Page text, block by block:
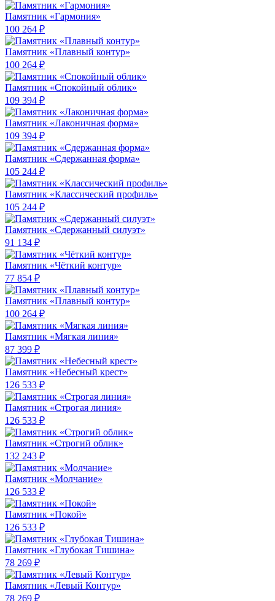
Памятник «Гармония»
100 264 ₽
Памятник «Плавный контур»
100 264 ₽
Памятник «Спокойный облик»
109 394 ₽
Памятник «Лаконичная форма»
109 394 ₽
Памятник «Сдержанная форма»
105 244 ₽
Памятник «Классический профиль»
105 244 ₽
Памятник «Сдержанный силуэт»
91 134 ₽
Памятник «Чёткий контур»
77 854 ₽
Памятник «Плавный контур»
100 264 ₽
Памятник «Мягкая линия»
87 399 ₽
Памятник «Небесный крест»
126 533 ₽
Памятник «Строгая линия»
126 533 ₽
Памятник «Строгий облик»
132 243 ₽
Памятник «Молчание»
126 533 ₽
Памятник «Покой»
126 533 ₽
Памятник «Глубокая Тишина»
78 269 ₽
Памятник «Левый Контур»
78 269 ₽